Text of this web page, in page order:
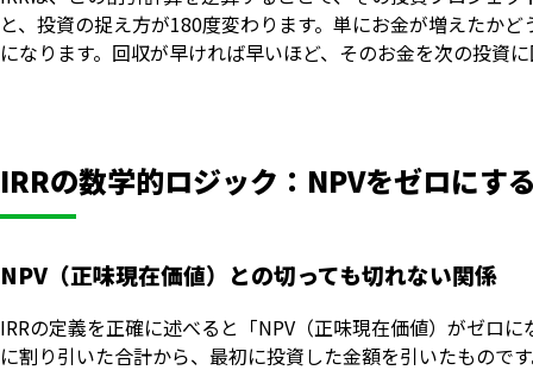
と、投資の捉え方が180度変わります。単にお金が増えたか
になります。回収が早ければ早いほど、そのお金を次の投資
IRRの数学的ロジック：NPVをゼロにす
NPV（正味現在価値）との切っても切れない関係
IRRの定義を正確に述べると「NPV（正味現在価値）がゼロ
に割り引いた合計から、最初に投資した金額を引いたもので